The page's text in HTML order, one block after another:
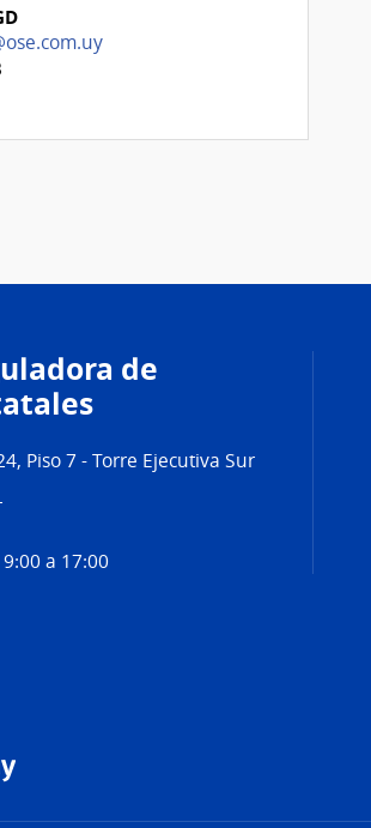
de
Piso 7 - Torre Ejecutiva Sur
9:00 a 17:00